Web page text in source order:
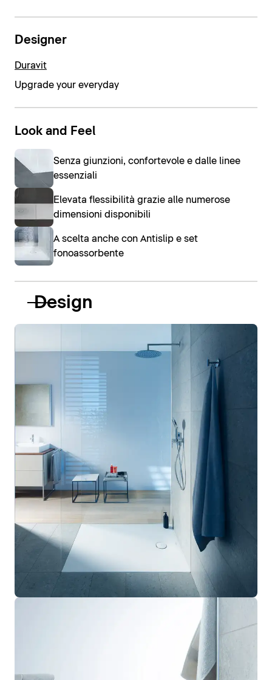
Designer
Duravit
Upgrade your everyday
Look and Feel
Senza giunzioni, confortevole e dalle linee
essenziali
Elevata flessibilità grazie alle numerose
dimensioni disponibili
A scelta anche con Antislip e set
fonoassorbente
Design